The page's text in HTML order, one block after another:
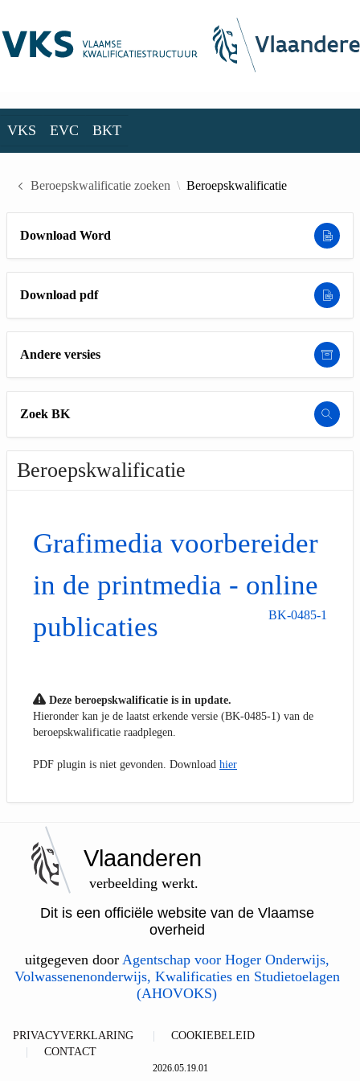
VKS EVC BKT
Beroepskwalificatie zoeken Beroepskwalificatie
Download Word
Download pdf
Andere versies
Zoek BK
Beroepskwalificatie
Grafimedia voorbereider
in de printmedia - online
publicaties
BK-0485-1
Deze beroepskwalificatie is in update.
Hieronder kan je de laatst erkende versie (BK-0485-1) van de
beroepskwalificatie raadplegen.
PDF plugin is niet gevonden. Download hier
Vlaanderen
verbeelding werkt.
Dit is een officiële website van de Vlaamse
overheid
uitgegeven door Agentschap voor Hoger Onderwijs,
Volwassenenonderwijs, Kwalificaties en Studietoelagen
(AHOVOKS)
PRIVACYVERKLARING
COOKIEBELEID
CONTACT
2026.05.19.01